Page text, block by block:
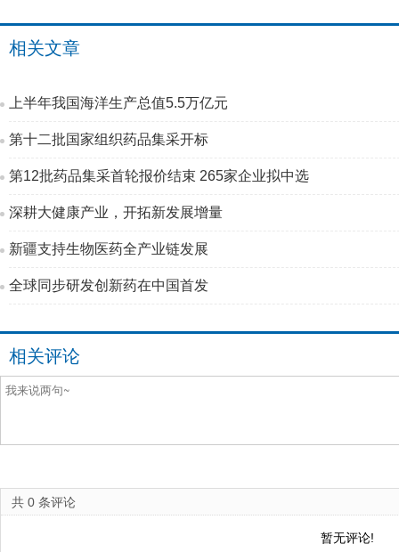
相关文章
上半年我国海洋生产总值5.5万亿元
第十二批国家组织药品集采开标
第12批药品集采首轮报价结束 265家企业拟中选
深耕大健康产业，开拓新发展增量
新疆支持生物医药全产业链发展
全球同步研发创新药在中国首发
相关评论
共 0 条评论
暂无评论!